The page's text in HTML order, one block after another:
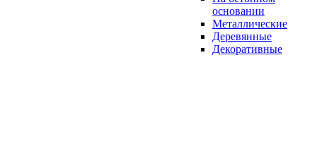
основании
Металлические
Деревянные
Декоративные